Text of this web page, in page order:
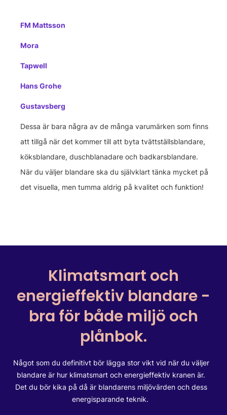
FM Mattsson
Mora
Tapwell
Hans Grohe
Gustavsberg
Dessa är bara några av de många varumärken som finns
att tillgå när det kommer till att byta tvättställsblandare,
köksblandare, duschblanadare och badkarsblandare.
När du väljer blandare ska du självklart tänka mycket på
det visuella, men tumma aldrig på kvalitet och funktion!
Klimatsmart och
energieffektiv blandare -
bra för både miljö och
plånbok.
Något som du definitivt bör lägga stor vikt vid när du väljer
blandare är hur klimatsmart och energieffektiv kranen är.
Det du bör kika på då är blandarens miljövärden och dess
energisparande teknik.